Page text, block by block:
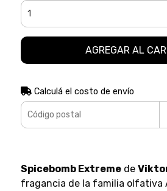
AGREGAR AL
Calculá el costo de envío
Spicebomb Extremede
fragancia de la familia olfativa